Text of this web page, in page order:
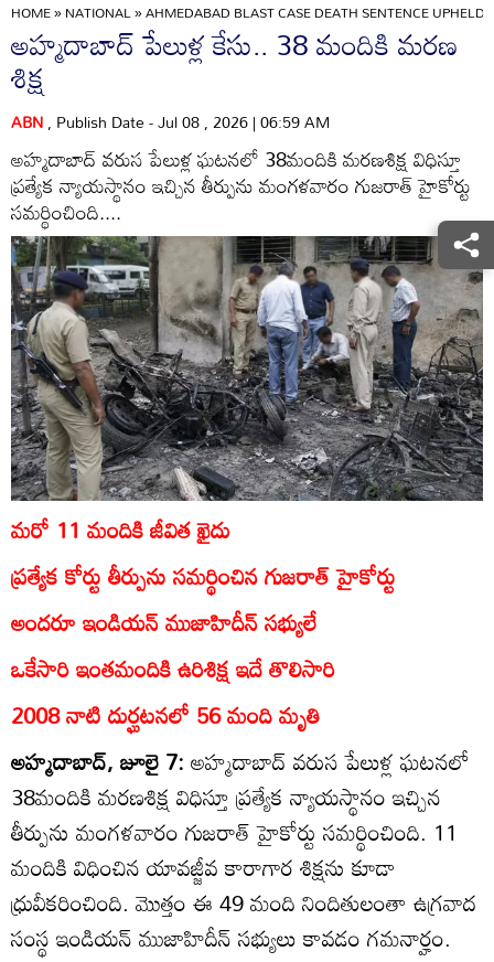
HOME»NATIONAL»AHMEDABAD BLAST CASE DEATH SENTENCE
అహ్మదాబాద్‌ పేలుళ్ల కేసు.. 38 మందికి మరణ
శిక్ష
ABN, Publish Date - Jul 08 , 2026 | 06:59 AM
అహ్మదాబాద్‌ వరుస పేలుళ్ల ఘటనలో 38మందికి మరణశిక్ష విధిస్తూ
ప్రత్యేక న్యాయస్థానం ఇచ్చిన తీర్పును మంగళవారం గుజరాత్‌ హైకోర్టు
సమర్థించింది....
మరో 11 మందికి జీవిత ఖైదు
ప్రత్యేక కోర్టు తీర్పును సమర్థించిన గుజరాత్‌ హైకోర్టు
అందరూ ఇండియన్‌ ముజాహిదీన్‌ సభ్యులే
ఒకేసారి ఇంతమందికి ఉరిశిక్ష ఇదే తొలిసారి
2008 నాటి దుర్ఘటనలో 56 మంది మృతి
అహ్మదాబాద్‌, జూలై 7:అహ్మదాబాద్‌ వరుస పేలుళ్ల ఘటనలో
38మందికి మరణశిక్ష విధిస్తూ ప్రత్యేక న్యాయస్థానం ఇచ్చిన
తీర్పును మంగళవారం గుజరాత్‌ హైకోర్టు సమర్థించింది. 11
మందికి విధించిన యావజ్జీవ కారాగార శిక్షను కూడా
ధ్రువీకరించింది. మొత్తం ఈ 49 మంది నిందితులంతా ఉగ్రవాద
సంస్థ ఇండియన్‌ ముజాహిదీన్‌ సభ్యులు కావడం గమనార్హం.